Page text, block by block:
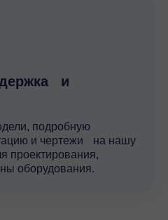
и
подробную
и чертежи на нашу
проектирования,
оборудования.